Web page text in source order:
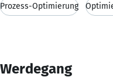
Prozess-Optimierung
Werdegang